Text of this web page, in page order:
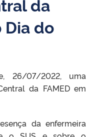
da
Dia do
26/07/2022, uma
da FAMED em
da enfermeira